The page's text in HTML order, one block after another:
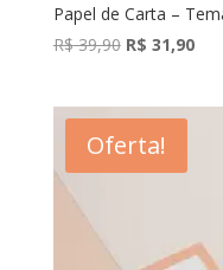
Papel de Carta –
R$39,90 O
era:
R$ 39,90.
R$ 31,90O
Oferta!